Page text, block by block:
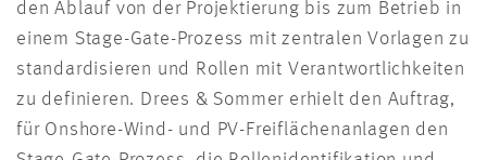
den Ablauf von der Projektierung bis zum Betrieb in
einem Stage-Gate-Prozess mit zentralen Vorlagen zu
standardisieren und Rollen mit Verantwortlichkeiten
zu definieren. Drees & Sommer erhielt den Auftrag,
für Onshore-Wind- und PV-Freiflächenanlagen den